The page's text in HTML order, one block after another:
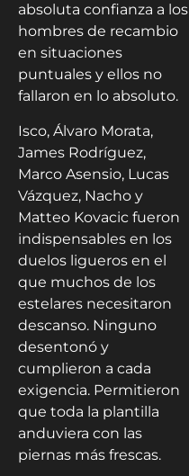
absoluta confianza a los
hombres de recambio
en situaciones
puntuales y ellos no
fallaron en lo absoluto.
Isco, Álvaro Morata,
James Rodríguez,
Marco Asensio, Lucas
Vázquez, Nacho y
Matteo Kovacic fueron
indispensables en los
duelos ligueros en el
que muchos de los
estelares necesitaron
descanso. Ninguno
desentonó y
cumplieron a cada
exigencia. Permitieron
que toda la plantilla
anduviera con las
piernas más frescas.